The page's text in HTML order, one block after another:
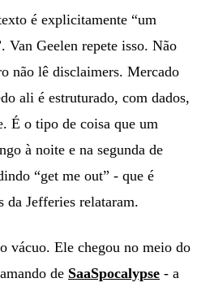
é explicitamente “um
Van Geelen repete isso. Não
não lê disclaimers. Mercado
ali é estruturado, com dados,
É o tipo de coisa que um
à noite e na segunda de
“get me out” - que é
da Jefferies relataram.
vácuo. Ele chegou no meio do
de SaaSpocalypse - a